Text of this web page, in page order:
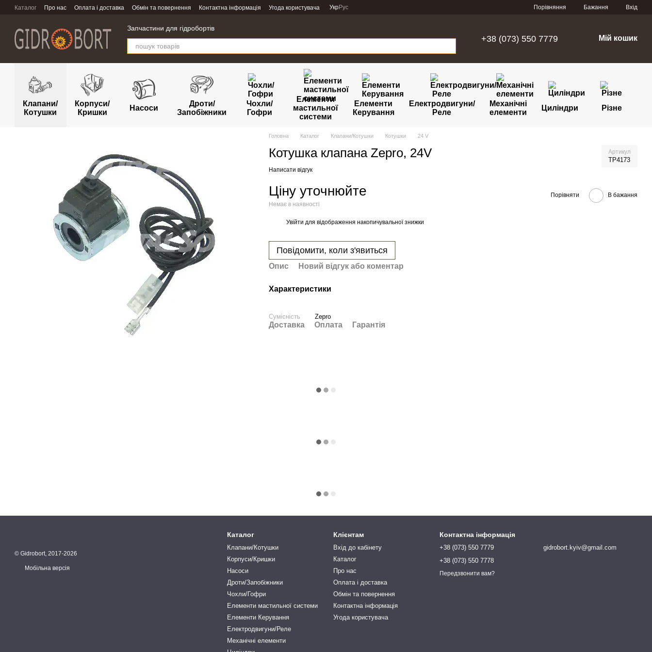
Перейти к основному контенту
Каталог Про нас Оплата і доставка Обмін та повернення Контактна інформація Угода користувача УкрРус Порівняння Бажання Вхід
Запчастини для гідробортів
+38 (073) 550 7779 Мій кошик
Клапани/
Котушки
Корпуси/
Кришки
Насоси
Дроти/
Запобіжники
Чохли/
Гофри
Елементи
мастильної
системи
Елементи
Керування
Електродвигуни/
Реле
Механічні
елементи
Циліндри Різне
Головна Каталог Клапани/Котушки Котушки 24 V
Котушка клапана Zepro, 24V Артикул
TP4173
Написати відгук
Ціну уточнюйте
Немає в наявності
Порівняти В бажання
Увійти для відображення накопичувальної знижки
Повідомити, коли з'явиться
Опис Новий відгук або коментар
Характеристики
Сумісність Zepro
Доставка Оплата Гарантія
© Gidrobort, 2017-2026
Мобільна версія
Каталог
Клапани/Котушки
Корпуси/Кришки
Насоси
Дроти/Запобіжники
Чохли/Гофри
Елементи мастильної системи
Елементи Керування
Електродвигуни/Реле
Механічні елементи
Клієнтам
Вхід до кабінету
Каталог
Про нас
Оплата і доставка
Обмін та повернення
Контактна інформація
Угода користувача
Контактна інформація
+38 (073) 550 7779
+38 (073) 550 7778
Передзвонити вам?
gidrobort.kyiv@gmail.com